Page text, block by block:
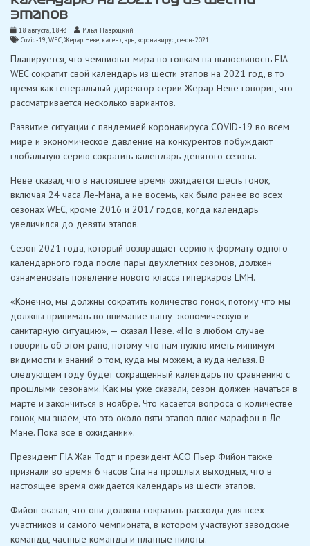
этапов
18 августа, 18:43
Илья Навроцкий
Covid-19,WEC,Жерар Неве, календарь, коронавирус,сезон-2021
Планируется, что чемпионат мира по гонкам на выносливость FIA
WEC сократит свой календарь из шести этапов на 2021 год, в то
время как генеральный директор серии Жерар Неве говорит, что
рассматривается несколько вариантов.
Развитие ситуации с пандемией коронавируса COVID-19 во всем
мире и экономическое давление на конкурентов побуждают
глобальную серию сократить календарь девятого сезона.
Неве сказал, что в настоящее время ожидается шесть гонок,
включая 24 часа Ле-Мана, а не восемь, как было ранее во всех
сезонах WEC, кроме 2016 и 2017 годов, когда календарь
увеличился до девяти этапов.
Сезон 2021 года, который возвращает серию к формату одного
календарного года после пары двухлетних сезонов, должен
ознаменовать появление нового класса гиперкаров LMH.
«Конечно, мы должны сократить количество гонок, потому что мы
должны принимать во внимание нашу экономическую и
санитарную ситуацию», — сказал Неве. «Но в любом случае
говорить об этом рано, потому что нам нужно иметь минимум
видимости и знаний о том, куда мы можем, а куда нельзя. В
следующем году будет сокращенный календарь по сравнению с
прошлыми сезонами. Как мы уже сказали, сезон должен начаться в
марте и закончиться в ноябре. Что касается вопроса о количестве
гонок, мы знаем, что это около пяти этапов плюс марафон в Ле-
Мане. Пока все в ожидании».
Президент FIA Жан Тодт и президент ACO Пьер Фийон также
признали во время 6 часов Спа на прошлых выходных, что в
настоящее время ожидается календарь из шести этапов.
Фийон сказал, что они должны сократить расходы для всех
участников и самого чемпионата, в котором участвуют заводские
команды, частные команды и платные пилоты.